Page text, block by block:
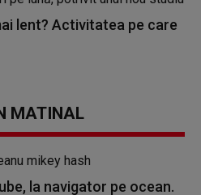
lent? Activitatea pe care
MATINAL
la navigator pe ocean.